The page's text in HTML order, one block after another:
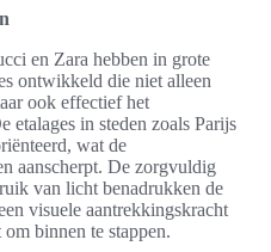
en Zara hebben in grote
ontwikkeld die niet alleen
ook effectief het
etalages in steden zoals Parijs
wat de
aanscherpt. De zorgvuldig
van licht benadrukken de
visuele aantrekkingskracht
binnen te stappen.